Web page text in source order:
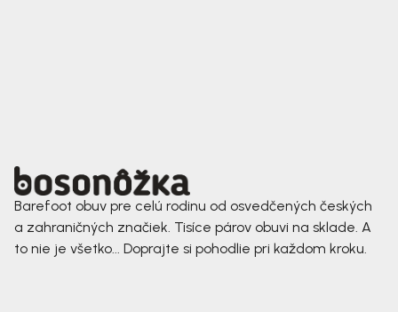
Barefoot obuv pre celú rodinu od osvedčených českých
a zahraničných značiek. Tisíce párov obuvi na sklade. A
to nie je všetko... Doprajte si pohodlie pri každom kroku.